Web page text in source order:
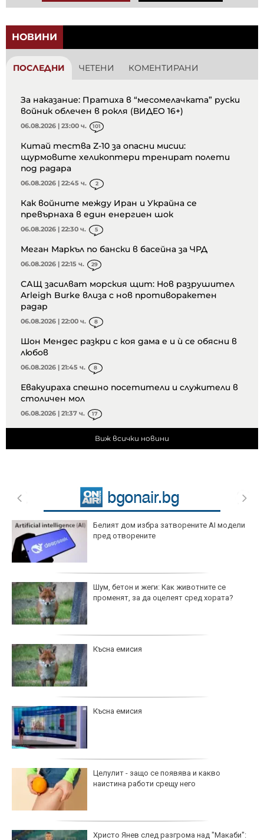
НОВИНИ
ПОСЛЕДНИ ЧЕТЕНИ КОМЕНТИРАНИ
За наказание: Пратиха в “месомелачката” руски
войник облечен в рокля (ВИДЕО 16+)
06.08.2026 | 23:00 ч. 101
Китай тества Z-10 за опасни мисии:
щурмовите хеликоптери тренират полети
под радара
06.08.2026 | 22:45 ч. 2
Как войните между Иран и Украйна се
превърнаха в един енергиен шок
06.08.2026 | 22:30 ч. 5
Меган Маркъл по бански в басейна за ЧРД
06.08.2026 | 22:15 ч. 29
САЩ засилват морския щит: Нов разрушител
Arleigh Burke влиза с нов противоракетен
радар
06.08.2026 | 22:00 ч. 8
Шон Мендес разкри с коя дама е и ѝ се обясни в
любов
06.08.2026 | 21:45 ч. 8
Евакуираха спешно посетители и служители в
столичен мол
06.08.2026 | 21:37 ч. 17
Виж всички новини
Белият дом избра затворените AI модели
пред отворените
Шум, бетон и жеги: Как животните се
променят, за да оцелеят сред хората?
Късна емисия
Късна емисия
Целулит - защо се появява и какво
наистина работи срещу него
Христо Янев след разгрома над "Макаби":